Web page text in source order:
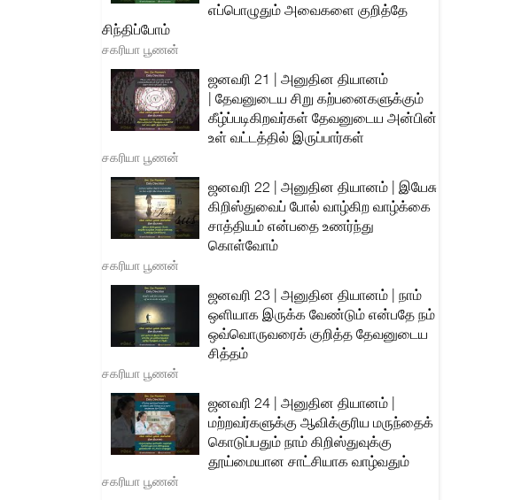
எப்பொழுதும் அவைகளை குறித்தே
சிந்திப்போம்
சகரியா பூணன்
ஜனவரி 21 | அனுதின தியானம்
| தேவனுடைய சிறு கற்பனைகளுக்கும்
கீழ்ப்படிகிறவர்கள் தேவனுடைய அன்பின்
உள் வட்டத்தில் இருப்பார்கள்
சகரியா பூணன்
ஜனவரி 22 | அனுதின தியானம் | இயேசு
கிறிஸ்துவைப் போல் வாழ்கிற வாழ்க்கை
சாத்தியம் என்பதை உணர்ந்து
கொள்வோம்
சகரியா பூணன்
ஜனவரி 23 | அனுதின தியானம் | நாம்
ஒளியாக இருக்க வேண்டும் என்பதே நம்
ஒவ்வொருவரைக் குறித்த தேவனுடைய
சித்தம்
சகரியா பூணன்
ஜனவரி 24 | அனுதின தியானம் |
மற்றவர்களுக்கு ஆவிக்குரிய மருந்தைக்
கொடுப்பதும் நாம் கிறிஸ்துவுக்கு
தூய்மையான சாட்சியாக வாழ்வதும்
சகரியா பூணன்